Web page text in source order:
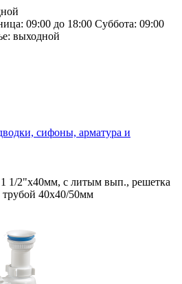
09:00 до 18:00 Суббота: 09:00
выходной
сифоны, арматура и
1/2"х40мм, с литым вып., решетка
40х40/50мм